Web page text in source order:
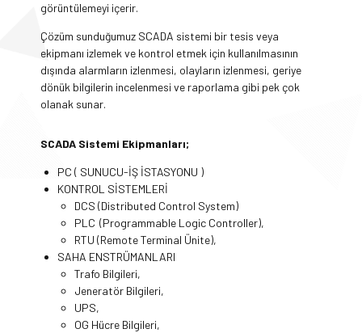
görüntülemeyi içerir.
Çözüm sunduğumuz SCADA sistemi bir tesis veya
ekipmanı izlemek ve kontrol etmek için kullanılmasının
dışında alarmların izlenmesi, olayların izlenmesi, geriye
dönük bilgilerin incelenmesi ve raporlama gibi pek çok
olanak sunar.
SCADA Sistemi Ekipmanları;
PC ( SUNUCU-İŞ İSTASYONU )
KONTROL SİSTEMLERİ
DCS (Distributed Control System)
PLC (Programmable Logic Controller),
RTU (Remote Terminal Ünite),
SAHA ENSTRÜMANLARI
Trafo Bilgileri,
Jeneratör Bilgileri,
UPS,
OG Hücre Bilgileri,